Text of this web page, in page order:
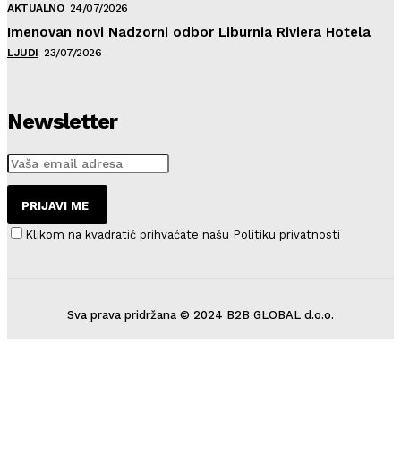
AKTUALNO 24/07/2026
Imenovan novi Nadzorni odbor Liburnia Riviera Hotela
LJUDI 23/07/2026
Newsletter
PRIJAVI ME
Klikom na kvadratić prihvaćate našu Politiku privatnosti
Sva prava pridržana © 2024 B2B GLOBAL d.o.o.